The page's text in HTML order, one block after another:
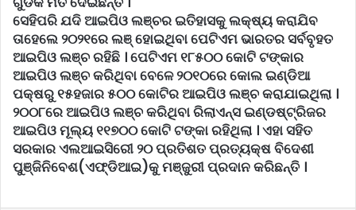
ସେହିପରି ଯଦି ଆଇପିଓ ଲଞ୍ଚର ଇତିହାସକୁ ଲକ୍ଷ୍ୟ କରାଯିବ
ତାହେଲେ ୨୦୨୧ରେ ଲଞ୍ ହୋଇଥିବା ପେଟିଏମ ଭାରତର ସର୍ବବୃହତ
ଆଇପିଓ ଲଞ୍ଚ ରହିଛି । ପେଟିଏମ ୧୮୫୦୦ କୋଟି ଟଙ୍କାର
ଆଇପିଓ ଲଞ୍ଚ କରିଥିବା ବେଳେ ୨୦୧୦ରେ କୋଲ ଇଣ୍ଡିଆ
ପକ୍ଷରୁ ୧୫ହଜାର ୫୦୦ କୋଟିର ଆଇପିଓ ଲଞ୍ଚ କରାଯାଇଥିଲା ।
୨୦୦୮ରେ ଆଇପିଓ ଲଞ୍ଚ କରିଥିବା ରିଲାଏନ୍ସ ଇଣ୍ଡଷ୍ଟ୍ରିଜର
ଆଇପିଓ ମୂଲ୍ୟ ୧୧୭୦୦ କୋଟି ଟଙ୍କା ରହିଥିଲା । ଏହା ସହିତ
ସରକାର ଏଲଆଇସିରେୀ ୨୦ ପ୍ରତିଶତ ପ୍ରତ୍ୟକ୍ଷ ବିଦେଶୀ
ପୁଞ୍ଜିନିବେଶ(ଏଫ୍ଡିଆଇ)କୁ ମଞ୍ଜୁରୀ ପ୍ରଦାନ କରିଛନ୍ତି ।